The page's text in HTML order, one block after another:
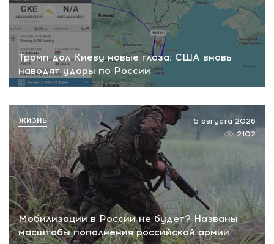
Трамп дал Киеву новые глаза: США вновь
наводят удары по России
Мобилизации в России не будет? Названы
масштабы пополнения российской армии
5 августа 2026
2102
ЖИЗНЬ